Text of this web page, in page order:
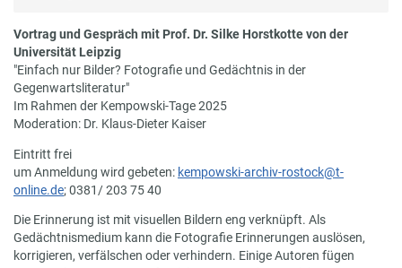
Vortrag und Gespräch mit Prof. Dr. Silke Horstkotte von der
Universität Leipzig
"Einfach nur Bilder? Fotografie und Gedächtnis in der
Gegenwartsliteratur"
Im Rahmen der Kempowski-Tage 2025
Moderation: Dr. Klaus-Dieter Kaiser
Eintritt frei
um Anmeldung wird gebeten: kempowski-archiv-rostock@t-
online.de; 0381/ 203 75 40
Die Erinnerung ist mit visuellen Bildern eng verknüpft. Als
Gedächtnismedium kann die Fotografie Erinnerungen auslösen,
korrigieren, verfälschen oder verhindern. Einige Autoren fügen